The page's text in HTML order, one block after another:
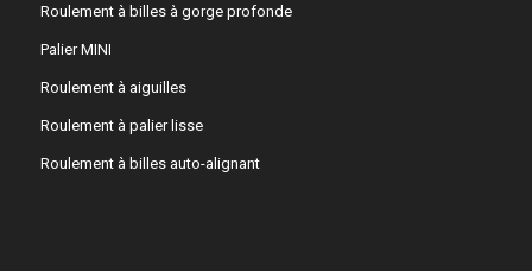
Roulement à billes à gorge profonde
Palier MINI
Roulement à aiguilles
Roulement à palier lisse
Roulement à billes auto-alignant